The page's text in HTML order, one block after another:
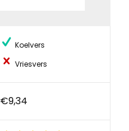
Koelvers
Vriesvers
€9,34